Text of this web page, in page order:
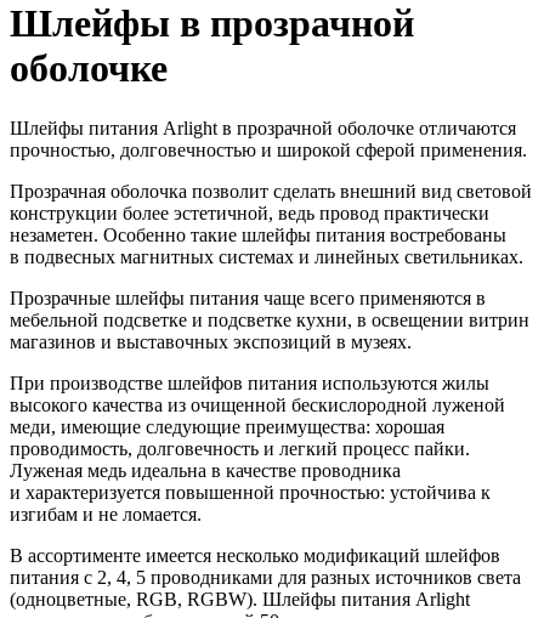
Шлейфы в прозрачной
оболочке
Шлейфы питания Arlight в прозрачной оболочке отличаются
прочностью, долговечностью и широкой сферой применения.
Прозрачная оболочка позволит сделать внешний вид световой
конструкции более эстетичной, ведь провод практически
незаметен. Особенно такие шлейфы питания востребованы
в подвесных магнитных системах и линейных светильниках.
Прозрачные шлейфы питания чаще всего применяются в
мебельной подсветке и подсветке кухни, в освещении витрин
магазинов и выставочных экспозиций в музеях.
При производстве шлейфов питания используются жилы
высокого качества из очищенной бескислородной луженой
меди, имеющие следующие преимущества: хорошая
проводимость, долговечность и легкий процесс пайки.
Луженая медь идеальна в качестве проводника
и характеризуется повышенной прочностью: устойчива к
изгибам и не ломается.
В ассортименте имеется несколько модификаций шлейфов
питания с 2, 4, 5 проводниками для разных источников света
(одноцветные, RGB, RGBW). Шлейфы питания Arlight